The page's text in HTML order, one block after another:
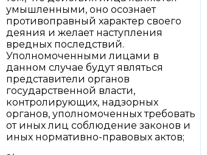
умышленными, оно осознает
противоправный характер своего
деяния и желает наступления
вредных последствий.
Уполномоченными лицами в
данном случае будут являться
представители органов
государственной власти,
контролирующих, надзорных
органов, уполномоченных требовать
от иных лиц соблюдение законов и
иных нормативно-правовых актов;